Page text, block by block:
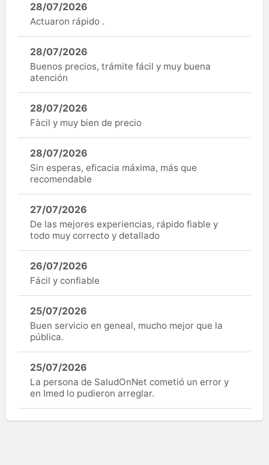
28/07/2026
Actuaron rápido .
28/07/2026
Buenos precios, trámite fácil y muy buena
atención
28/07/2026
Fàcil y muy bien de precio
28/07/2026
Sin esperas, eficacia máxima, más que
recomendable
27/07/2026
De las mejores experiencias, rápido fiable y
todo muy correcto y detallado
26/07/2026
Fácil y confiable
25/07/2026
Buen servicio en geneal, mucho mejor que la
pública.
25/07/2026
La persona de SaludOnNet cometió un error y
en Imed lo pudieron arreglar.